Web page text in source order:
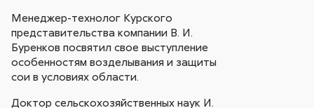
Менеджер-технолог Курского
представительства компании В. И.
Буренков посвятил свое выступление
особенностям возделывания и защиты
сои в условиях области.
Доктор сельскохозяйственных наук И.